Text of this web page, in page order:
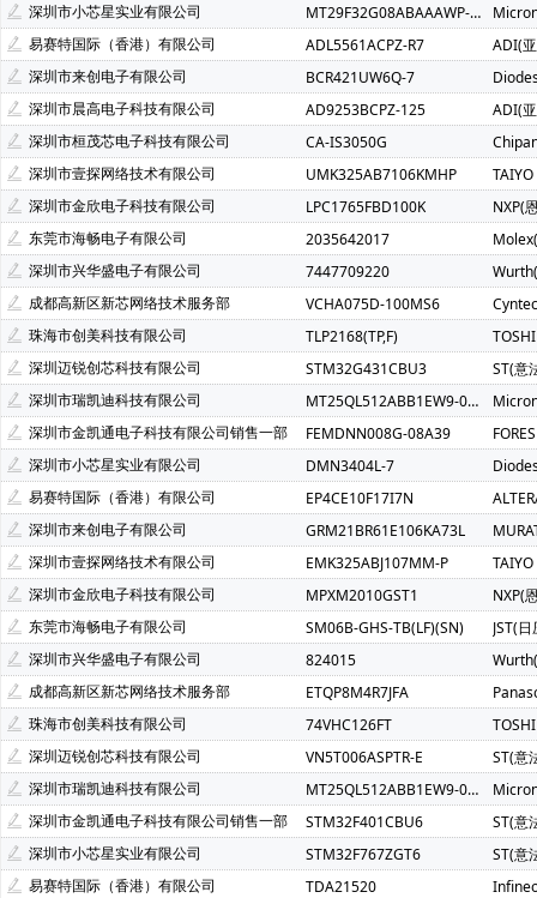
SILICON LABS(芯科)(20)
RUNIC(润石)(19)
Chiplntelli(
LOWPOWER(微源半导体)(14)
HED(华大电子)(13)
X-
XILINX(赛灵思)(10)
Nuvoton(新唐)(9)
WALTER(华德)(9)
SAMSUNG(三星)(7)
BERYL(绿宝石)(7)
GD(兆易创新)(7)
TDK-Lambda(5)
YXC(扬兴晶振)(5)
STE(松田)(5)
AVX(京瓷)(3)
Wayon(上海维安)(3)
Maxlinear(迈凌)(3)
SMC(桑德斯)(3)
HK(航顺)(3)
Chinamobile(中移物联网
Dialog Semiconductor GmbH(2)
ECS Inc(2)
fangtek(
MPS(美国芯源)(2)
MCC(美微科)(2)
Nvidia(英伟达)(2)
Nexperia(安世)(2)
RUIMENG(瑞盟)(2)
Firstohm(台湾
SCT(芯洲科技)(2)
AzureWave(海华)(1)
ALPS(阿尔卑斯
Bourns(伯恩斯)(1)
COSMO(冠西)(1)
Chilisin(奇力新)(1)
FM(复旦微)(1)
FTDI(飞特帝亚)(1)
Freescale(飞思卡尔
MSTAR(晨星)(1)
Natlinear(南麟)(1)
PUI Audio(1)
AMP NETCONNECT(1)
Power Dynamics Inc(1)
无锡紫光微(1)
Nsiway(纳芯威)(1)
xysemi(赛芯微)(1)
BRIGHTEK(弘凯光电)(1)
Magn Tek(麦歌恩)(1)
TMI(拓
BUSSMANN(巴斯曼)(1)
深圳市小芯星实业有限公司
MT29F32G08ABAAAWP-ITZ:A
易赛特国际（香港）有限公司
ADL5561ACPZ-R7
ADI(
深圳市来创电子有限公司
BCR421UW6Q-7
深圳市晨高电子科技有限公司
AD9253BCPZ-125
ADI(
深圳市桓茂芯电子科技有限公司
CA-IS3050G
深圳市壹探网络技术有限公司
UMK325AB7106KMHP
深圳市金欣电子科技有限公司
LPC1765FBD100K
NXP(
东莞市海畅电子有限公司
2035642017
深圳市兴华盛电子有限公司
7447709220
成都高新区新芯网络技术服务部
VCHA075D-100MS6
珠海市创美科技有限公司
TLP2168(TP,F)
深圳迈锐创芯科技有限公司
STM32G431CBU3
ST(意
深圳市瑞凯迪科技有限公司
MT25QL512ABB1EW9-0SIT
深圳市金凯通电子科技有限公司销售一部
FEMDNN008G-08A39
深圳市小芯星实业有限公司
DMN3404L-7
易赛特国际（香港）有限公司
EP4CE10F17I7N
深圳市来创电子有限公司
GRM21BR61E106KA73L
深圳市壹探网络技术有限公司
EMK325ABJ107MM-P
深圳市金欣电子科技有限公司
MPXM2010GST1
NXP(
东莞市海畅电子有限公司
SM06B-GHS-TB(LF)(SN)
JST(
深圳市兴华盛电子有限公司
824015
成都高新区新芯网络技术服务部
ETQP8M4R7JFA
珠海市创美科技有限公司
74VHC126FT
深圳迈锐创芯科技有限公司
VN5T006ASPTR-E
ST(意
深圳市瑞凯迪科技有限公司
MT25QL512ABB1EW9-0SIT
深圳市金凯通电子科技有限公司销售一部
STM32F401CBU6
ST(意
深圳市小芯星实业有限公司
STM32F767ZGT6
ST(意
易赛特国际（香港）有限公司
TDA21520